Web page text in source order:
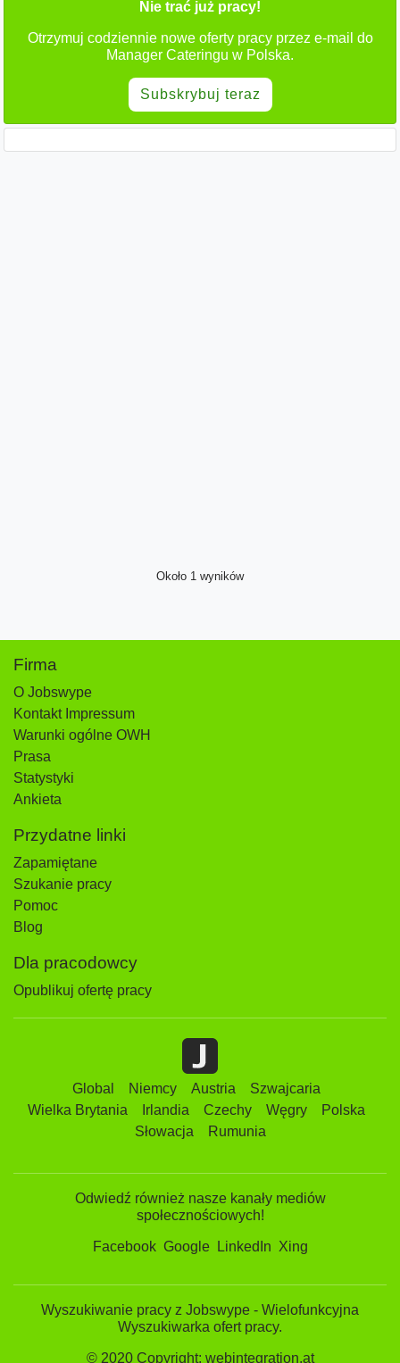
Nie trać już pracy!
Otrzymuj codziennie nowe oferty pracy przez e-mail do
Manager Cateringu w Polska.
Subskrybuj teraz
Około 1 wyników
Firma
O Jobswype
Kontakt Impressum
Warunki ogólne OWH
Prasa
Statystyki
Ankieta
Przydatne linki
Zapamiętane
Szukanie pracy
Pomoc
Blog
Dla pracodowcy
Opublikuj ofertę pracy
Global Niemcy Austria
Szwajcaria
Wielka Brytania
Irlandia Czechy Węgry
Polska
Słowacja
Rumunia
Odwiedź również nasze kanały mediów
społecznościowych!
Facebook Google LinkedIn Xing
Wyszukiwanie pracy z Jobswype - Wielofunkcyjna
Wyszukiwarka ofert pracy.
© 2020 Copyright: webintegration.at